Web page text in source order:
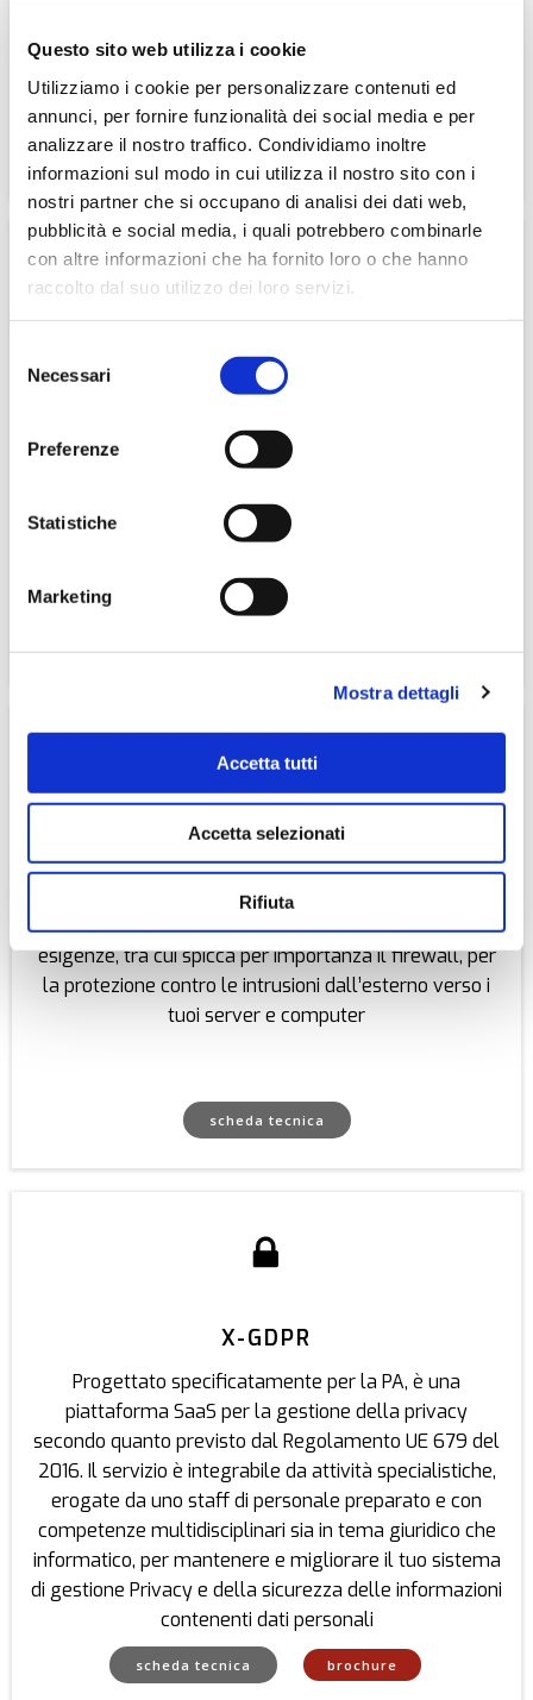
Questo sito web utilizza i cookie
Utilizziamo i cookie per personalizzare contenuti ed
annunci, per fornire funzionalità dei social media e per
analizzare il nostro traffico. Condividiamo inoltre
informazioni sul modo in cui utilizza il nostro sito con i
nostri partner che si occupano di analisi dei dati web,
pubblicità e social media, i quali potrebbero combinarle
con altre informazioni che ha fornito loro o che hanno
raccolto dal suo utilizzo dei loro servizi.
delNecessari
Preferenze
Statistiche
Marketing
Mostra dettagli
Accetta tutti
Accetta selezionati
Rifiuta
scheda tecnica
X-DPO
selezionati per competenza, esperienza e
professionalità pluridisciplinari ti assicura un’assistenza
giuridica e tecnica a 360° sulla protezione dei dati
personali nonché il rispetto nella normativa in tema di
Officer (DPO)
Un insieme coordinato di strumenti e politiche di
sicurezza personalizzate che soddisfano le tue
esigenze, tra cui spicca per importanza il firewall, per
la protezione contro le intrusioni dall’esterno verso i
tuoi server e computer
scheda tecnica
X-GDPR
Progettato specificatamente per la PA, è una
piattaforma SaaS per la gestione della privacy
secondo quanto previsto dal Regolamento UE 679 del
2016. Il servizio è integrabile da attività specialistiche,
erogate da uno staff di personale preparato e con
competenze multidisciplinari sia in tema giuridico che
informatico, per mantenere e migliorare il tuo sistema
di gestione Privacy e della sicurezza delle informazioni
contenenti dati personali
scheda tecnica brochure